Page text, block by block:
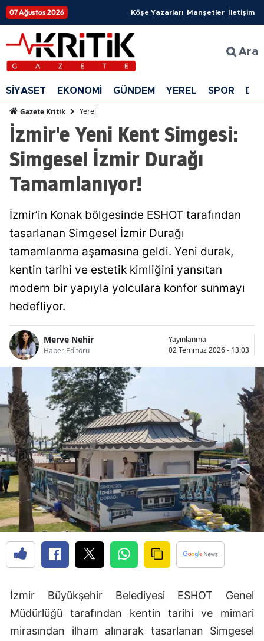
07 Ağustos 2026 Köşe Yazarları Manşetler İletişim
Ara
SİYASET EKONOMİ GÜNDEM YEREL SPOR
Gazete Kritik Yerel
İzmir'e Yeni Kent Simgesi:
Simgesel İzmir Durağı
Tamamlanıyor!
İzmir’in Konak bölgesinde ESHOT tarafından
tasarlanan Simgesel İzmir Durağı
tamamlanma aşamasına geldi. Yeni durak,
kentin tarihi ve estetik kimliğini yansıtan
modern bir yapıyla yolculara konfor sunmayı
hedefliyor.
Merve Nehir
Haber Editörü
Yayınlanma
02 Temmuz 2026 - 13:03
İzmir Büyükşehir Belediyesi ESHOT Genel
Müdürlüğü tarafından kentin tarihi ve mimari
mirasından ilham alınarak tasarlanan Simgesel